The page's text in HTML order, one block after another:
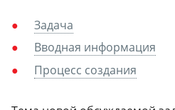
Задача
Вводная информация
Процесс создания